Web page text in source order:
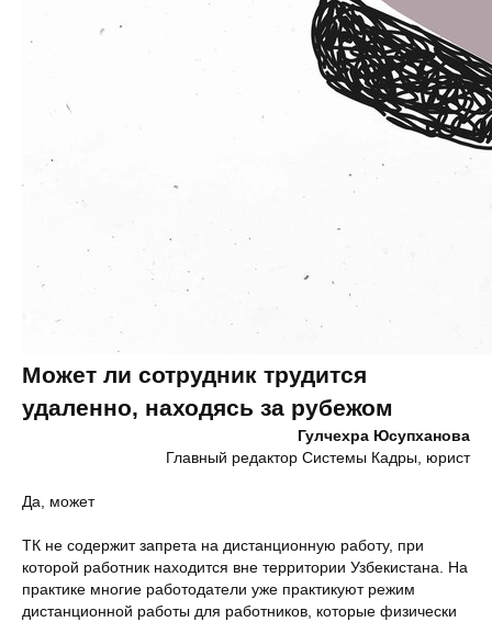
Может ли сотрудник трудится
удаленно, находясь за рубежом
Гулчехра Юсупханова
Главный редактор Системы Кадры, юрист
Да, может
ТК не содержит запрета на дистанционную работу, при
которой работник находится вне территории Узбекистана. На
практике многие работодатели уже практикуют режим
дистанционной работы для работников, которые физически